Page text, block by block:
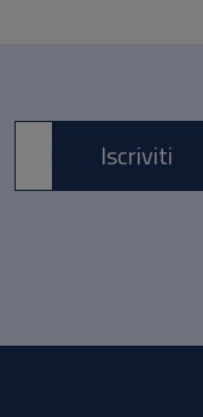
E-mail *Iscriviti